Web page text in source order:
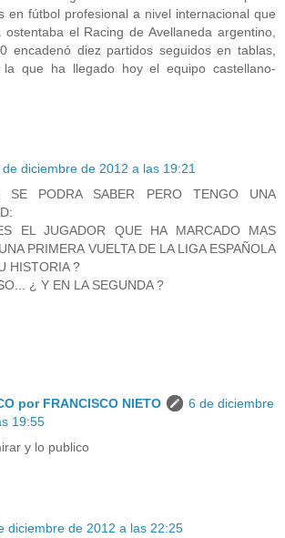
en fútbol profesional a nivel internacional que
ostentaba el Racing de Avellaneda argentino,
encadenó diez partidos seguidos en tablas,
que ha llegado hoy el equipo castellano-
de diciembre de 2012 a las 19:21
PODRA SABER PERO TENGO UNA
EL JUGADOR QUE HA MARCADO MAS
PRIMERA VUELTA DE LA LIGA ESPAÑOLA
HISTORIA ?
¿ Y EN LA SEGUNDA ?
por FRANCISCO NIETO
6 de diciembre
19:55
y lo publico
diciembre de 2012 a las 22:25